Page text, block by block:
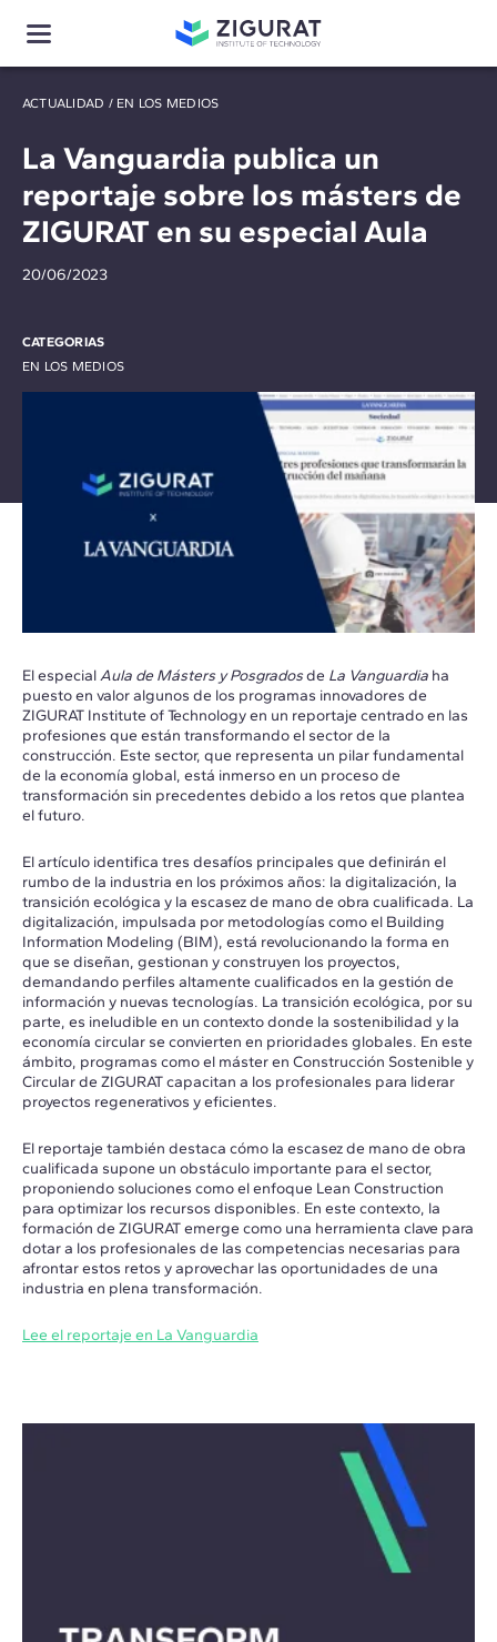
ACTUALIDAD / EN LOS MEDIOS
La Vanguardia publica un
reportaje sobre los másters de
ZIGURAT en su especial Aula
20/06/2023
CATEGORIAS
EN LOS MEDIOS
El especialAula de Másters y Posgradosde La Vanguardia ha
puesto en valor algunos de los programas innovadores de
ZIGURAT Institute of Technology en un reportaje centrado en las
profesiones que están transformando el sector de la
construcción. Este sector, que representa un pilar fundamental
de la economía global, está inmerso en un proceso de
transformación sin precedentes debido a los retos que plantea
el futuro.
El artículo identifica tres desafíos principales que definirán el
rumbo de la industria en los próximos años: la digitalización, la
transición ecológica y la escasez de mano de obra cualificada. La
digitalización, impulsada por metodologías como el Building
Information Modeling (BIM), está revolucionando la forma en
que se diseñan, gestionan y construyen los proyectos,
demandando perfiles altamente cualificados en la gestión de
información y nuevas tecnologías. La transición ecológica, por su
parte, es ineludible en un contexto donde la sostenibilidad y la
economía circular se convierten en prioridades globales. En este
ámbito, programas como el máster en Construcción Sostenible y
Circular de ZIGURAT capacitan a los profesionales para liderar
proyectos regenerativos y eficientes.
El reportaje también destaca cómo la escasez de mano de obra
cualificada supone un obstáculo importante para el sector,
proponiendo soluciones como el enfoque Lean Construction
para optimizar los recursos disponibles. En este contexto, la
formación de ZIGURAT emerge como una herramienta clave para
dotar a los profesionales de las competencias necesarias para
afrontar estos retos y aprovechar las oportunidades de una
industria en plena transformación.
Lee el reportaje en La Vanguardia